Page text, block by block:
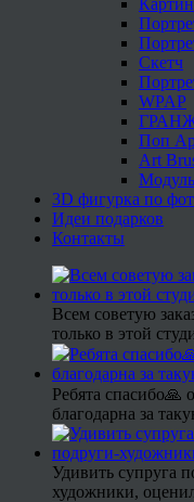
Скетч
WPAP
Поп
Art
3D фигурка по
Идеи подарков
Контакты
Всем советую
только в этой
Ребята спасибо🙏
благодарна за
Удивить супруга
художники,